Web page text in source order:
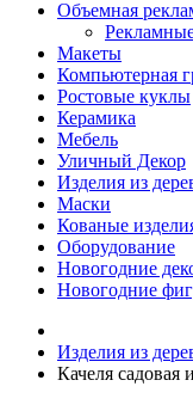
Объемная
Макеты
Компьютерная
Ростовые куклы
Керамика
Мебель
Уличный Декор
Изделия из
Маски
Кованые
Оборудование
Новогодние
Новогодние
Изделия из
Качеля садовая